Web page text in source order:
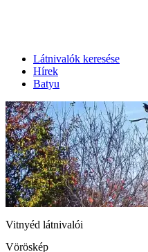
Látnivalók keresése
Hírek
Batyu
Vitnyéd látnivalói
Vöröskép